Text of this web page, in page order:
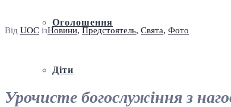
Оголошення
Діти
Від UOC ізНовини, Предстоятель, Свята, Фото
Урочисте богослужіння з